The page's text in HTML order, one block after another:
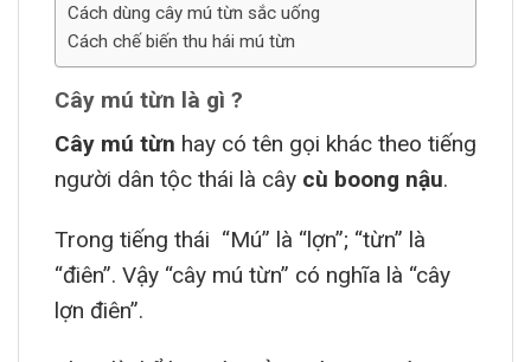
Cách dùng cây mú từn sắc uống
Cách chế biến thu hái mú từn
Cây mú từn là gì ?
Cây mú từn hay có tên gọi khác theo tiếng
người dân tộc thái là cây cù boong nậu.
Trong tiếng thái “Mú” là “lợn”; “từn” là
“điên”. Vậy “cây mú từn” có nghĩa là “cây
lợn điên”.